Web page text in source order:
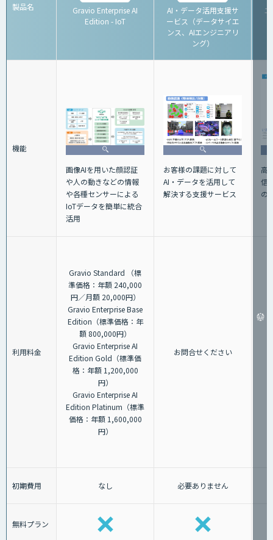
製品名
Gravio Enterprise AI
Edition - IoT
AI・データ活用支援サ
ービス（データサイエ
ンス、AIエンジニアリ
ング）
機能
画像AIを用いた顔認証
や人の動きなどの情報
や各種センサーによる
IoTデータを簡単に統合
活用
お客様の課題に対して
AI・データを活用して
解決する支援サービス
高
信
の
利用料金
Gravio Standard （標
準価格：年額 240,000
円／月額 20,000円）
Gravio Enterprise Base
Edition（標準価格：年
額 800,000円）
Gravio Enterprise AI
Edition Gold（標準価
格：年額 1,200,000
円）
Gravio Enterprise AI
Edition Platinum（標準
価格：年額 1,600,000
円）
お問合せください
初期費用 なし 必要ありません
無料プラン